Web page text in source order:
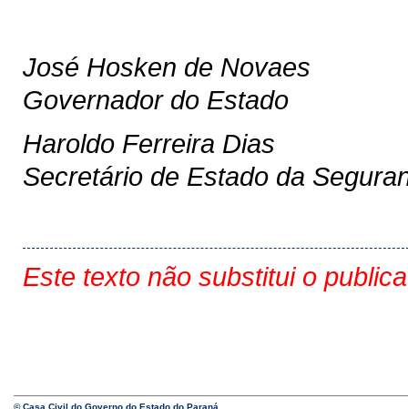
José Hosken de Novaes
Governador do Estado
Haroldo Ferreira Dias
Secretário de Estado da
Este texto não substitui o
© Casa Civil do Governo do Estado do Paraná